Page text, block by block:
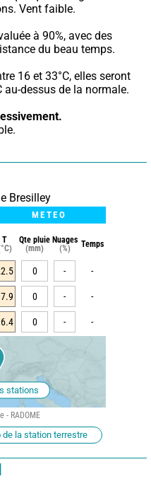
Vent faible.
à 90%, avec des
du beau temps.
16 et 33°C, elles seront
au-dessus de la normale.
Bresilley
METEO
T
Qte pluie
(mm)
Nuages
(%)
Temps
0 - -
0 - -
0 - -
stations
- RADOME
la station terrestre